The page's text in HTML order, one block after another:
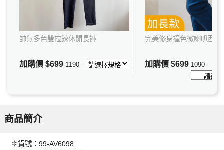
帥氣多色雙拉鍊休閒長褲
加購價$6991190
完美修身撞色微喇叭西裝
加購價$6991090
商品簡介
✽貨號：99-AV6098